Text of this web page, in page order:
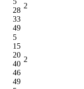
28
33
49
2
5
15
20
40
46
49
2